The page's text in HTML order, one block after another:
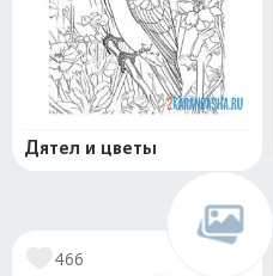
Дятел и цветы
466